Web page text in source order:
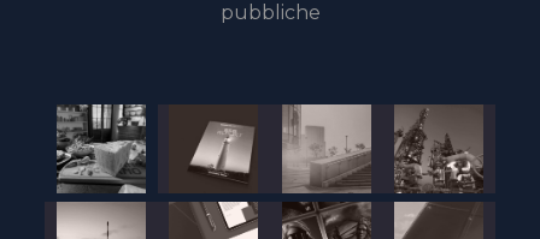
pubbliche